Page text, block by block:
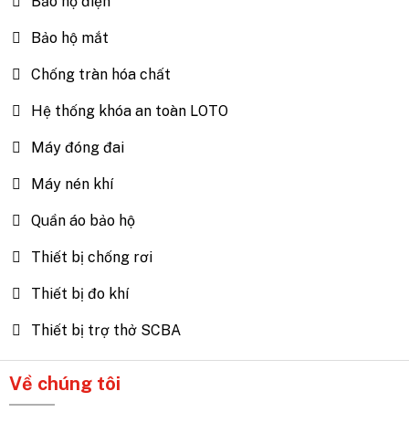
Bảo hộ mắt
Chống tràn hóa chất
Hệ thống khóa an toàn LOTO
Máy đóng đai
Máy nén khí
Quần áo bảo hộ
Thiết bị chống rơi
Thiết bị đo khí
Thiết bị trợ thở SCBA
Về chúng tôi